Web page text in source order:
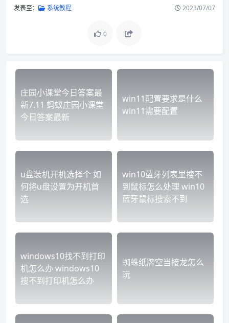
发表至： 系统教程 2023/07/07
0
庄园小课堂今日答案最
新7.11 蚂蚁庄园小课堂
今日答案最新
win11配置要求是什么
win11需要配置
u盘装机开机选择个 如
何将u盘设置为开机首
选
win10蓝牙列表里搜不
到鼠标怎么处理 win10
蓝牙鼠标搜索不到
windows10找不到打印
机怎么办 windows10
搜不到打印机怎么办
蜘蛛纸牌空当接龙怎么
玩